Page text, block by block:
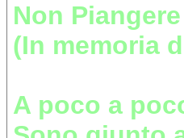
Non Piangere
(In memoria
A poco a